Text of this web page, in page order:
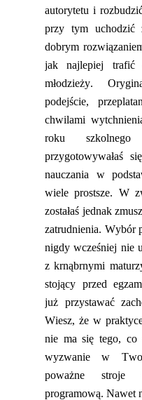
autorytetu i rozbudz
przy tym uchodzić
dobrym
jak najlepiej
młodzieży.
podejście,
chwilami
roku
przygotowywałaś
nauczania w
wiele prostsze. W
zostałaś jednak
zatrudnienia. Wybór
nigdy wcześniej nie
z krnąbrnymi
stojący przed
już przystawać
Wiesz, że w
nie ma się tego, co
wyzwanie w
poważne
programową. Nawet